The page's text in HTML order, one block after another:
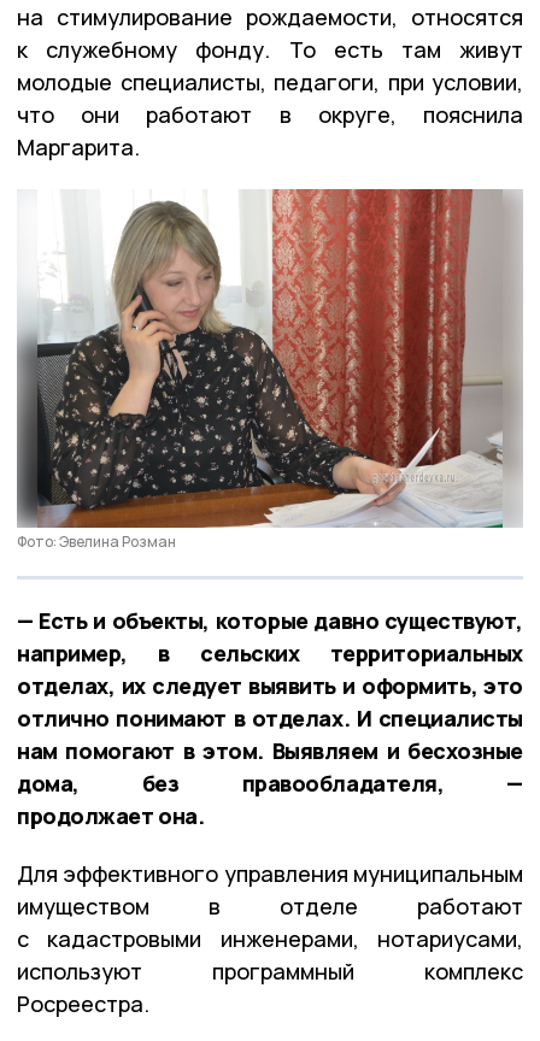
на стимулирование рождаемости, относятся
к служебному фонду. То есть там живут
молодые специалисты, педагоги, при условии,
что они работают в округе, пояснила
Маргарита.
Фото: Эвелина Розман
— Есть и объекты, которые давно существуют,
например, в сельских территориальных
отделах, их следует выявить и оформить, это
отлично понимают в отделах. И специалисты
нам помогают в этом. Выявляем и бесхозные
дома, без правообладателя, —
продолжает она.
Для эффективного управления муниципальным
имуществом в отделе работают
с кадастровыми инженерами, нотариусами,
используют программный комплекс
Росреестра.